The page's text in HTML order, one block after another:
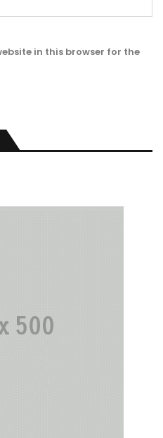
in this browser for the